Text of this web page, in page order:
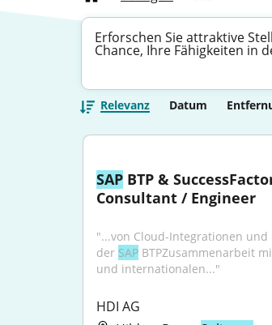
Erforschen Sie attraktive
Chance, Ihre Fähigkeiten in
Relevanz Datum
SAP BTP &
Consultant / Engineer
"...von Cloud-Integrationen und
der SAP BTPZusammenarbeit
und internationalen..."
HDI AG